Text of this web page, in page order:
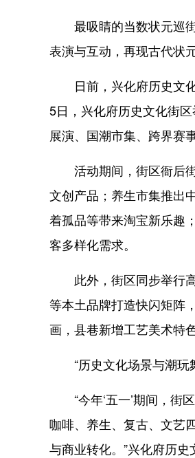
最吸睛的当数状元巡街
表演与互动，再现古代状
日前，兴化府历史文化
5日，兴化府历史文化街
展演、国潮市集、跨界赛
活动期间，街区衙后街
文创产品；养生市集推出
着孤品等带来淘宝新乐趣
客多样化需求。
此外，街区同步举行高
等本土品牌打造快闪矩阵
画，县巷新增工艺美术
“历史文化场景与潮玩
“今年‘五一’期间，街
咖啡、养生、复古、文艺
与商业转化。”兴化府历史